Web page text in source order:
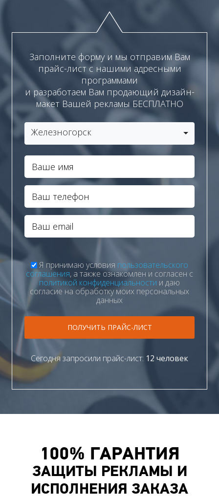
Заполните форму и мы отправим Вам
прайс-лист с нашими адресными
программами
и разработаем Вам продающий дизайн-
макет Вашей рекламы БЕСПЛАТНО
Железногорск
Я принимаю условия пользовательского
соглашения, а также ознакомлен и согласен с
политикой конфиденциальности и даю
согласие на обработку моих персональных
данных
ПОЛУЧИТЬ ПРАЙС-ЛИСТ
Сегодня запросили прайс-лист: 12 человек
100% ГАРАНТИЯ
ЗАЩИТЫ РЕКЛАМЫ И
ИСПОЛНЕНИЯ ЗАКАЗА